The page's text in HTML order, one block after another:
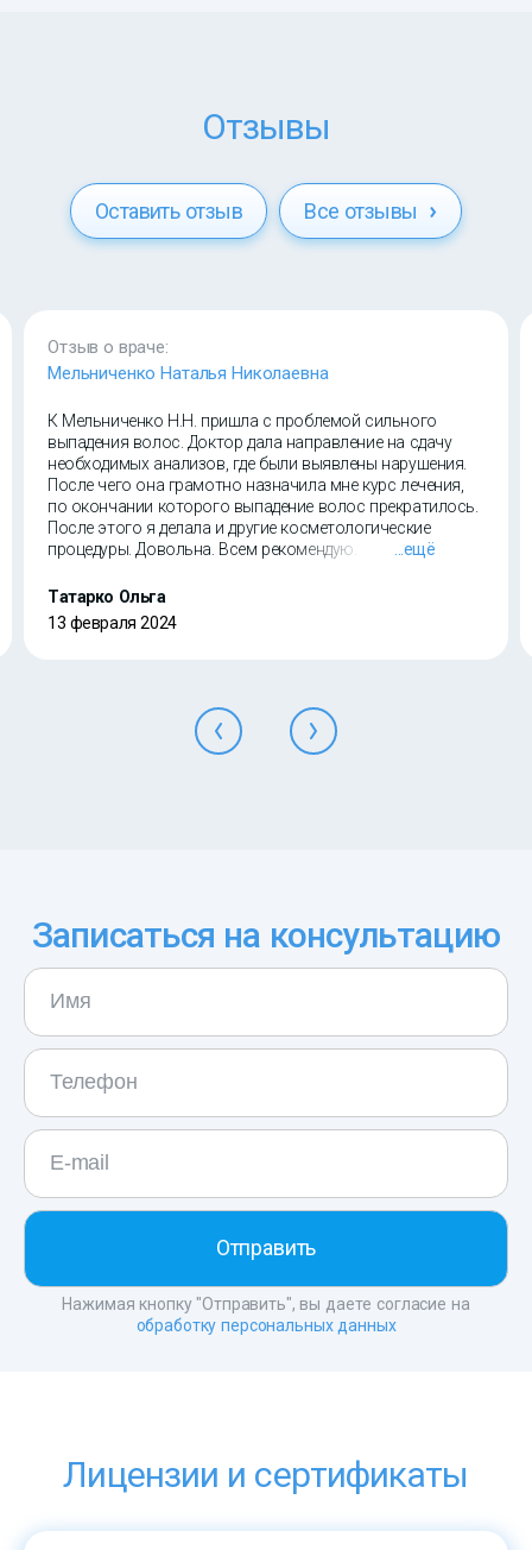
Отзывы
Оставить отзыв Все отзывы
Отзыв о враче:
Мельниченко Наталья Николаевна
К Мельниченко Н.Н. пришла с проблемой сильного
выпадения волос. Доктор дала направление на сдачу
необходимых анализов, где были выявлены нарушения.
После чего она грамотно назначила мне курс лечения,
по окончании которого выпадение волос прекратилось.
После этого я делала и другие косметологические
процедуры. Довольна. Всем рекомендую.
...ещё
Татарко Ольга
13 февраля 2024
Записаться на консультацию
Нажимая кнопку "Отправить", вы даете согласие на
обработку персональных данных
Лицензии и сертификаты